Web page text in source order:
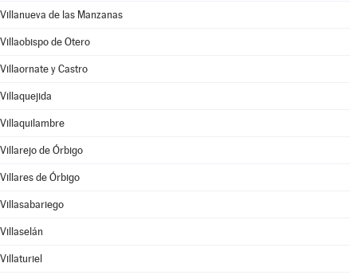
Villanueva de las Manzanas
Villaobispo de Otero
Villaornate y Castro
Villaquejida
Villaquilambre
Villarejo de Órbigo
Villares de Órbigo
Villasabariego
Villaselán
Villaturiel